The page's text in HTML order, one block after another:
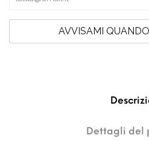
AVVISAMI
Dettagli del